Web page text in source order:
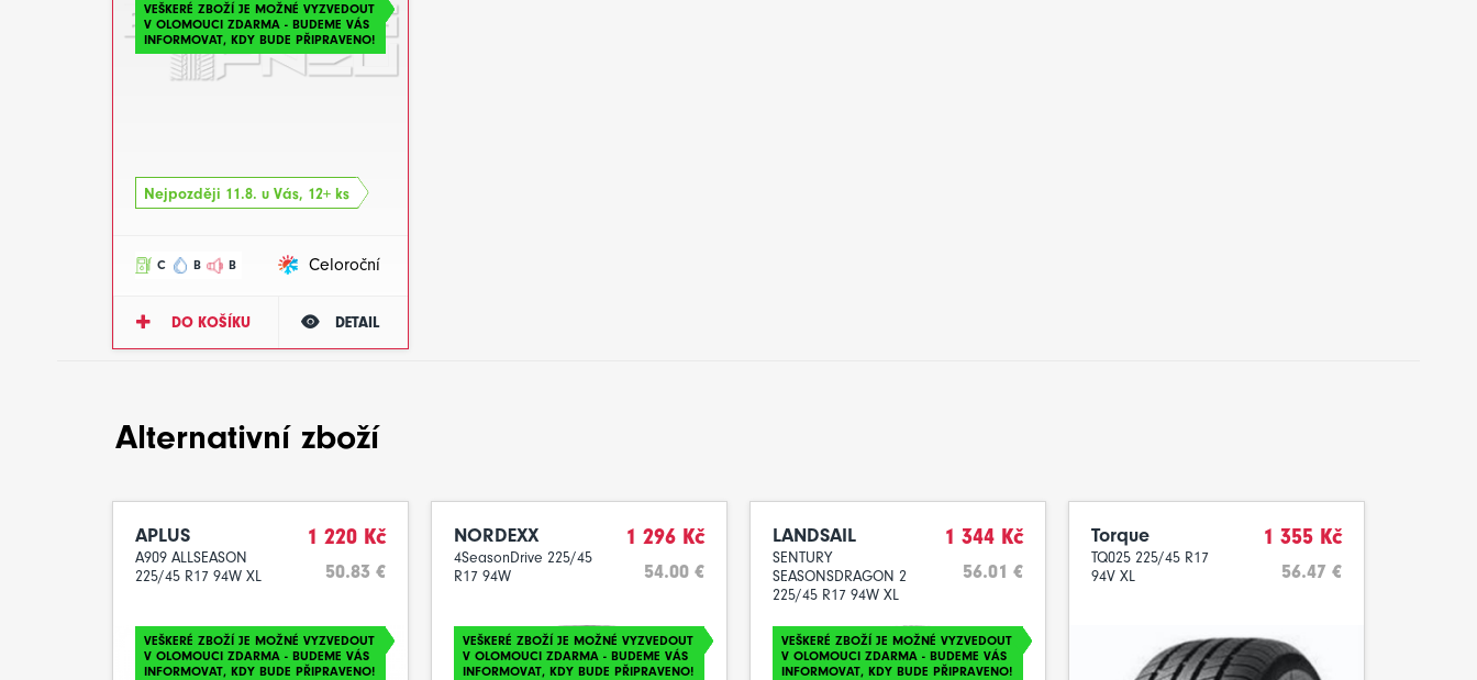
VEŠKERÉ ZBOŽÍ JE MOŽNÉ VYZVEDOUT
V OLOMOUCI ZDARMA - BUDEME VÁS
INFORMOVAT, KDY BUDE PŘIPRAVENO!
Nejpozději 11.8. u Vás, 12+ ks
C B B Celoroční
DO KOŠÍKU DETAIL
Alternativní zboží
APLUS
A909 ALLSEASON
225/45 R17 94W XL
1 220 Kč
50.83 €
VEŠKERÉ ZBOŽÍ JE MOŽNÉ VYZVEDOUT
V OLOMOUCI ZDARMA - BUDEME VÁS
INFORMOVAT, KDY BUDE PŘIPRAVENO!
NORDEXX
4SeasonDrive 225/45
R17 94W
1 296 Kč
54.00 €
VEŠKERÉ ZBOŽÍ JE MOŽNÉ VYZVEDOUT
V OLOMOUCI ZDARMA - BUDEME VÁS
INFORMOVAT, KDY BUDE PŘIPRAVENO!
LANDSAIL
SENTURY
SEASONSDRAGON 2
225/45 R17 94W XL
1 344 Kč
56.01 €
VEŠKERÉ ZBOŽÍ JE MOŽNÉ VYZVEDOUT
V OLOMOUCI ZDARMA - BUDEME VÁS
INFORMOVAT, KDY BUDE PŘIPRAVENO!
Torque
TQ025 225/45 R17
94V XL
1 355 Kč
56.47 €